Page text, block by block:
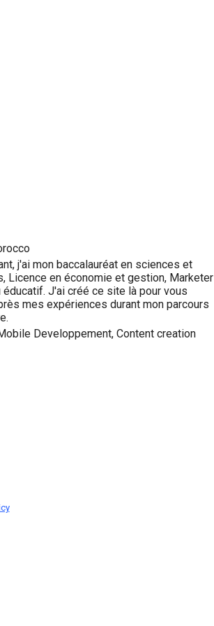
j'ai mon baccalauréat en sciences et
Licence en économie et gestion, Marketer
J'ai créé ce site là pour vous
mes expériences durant mon parcours
Developpement, Content creation